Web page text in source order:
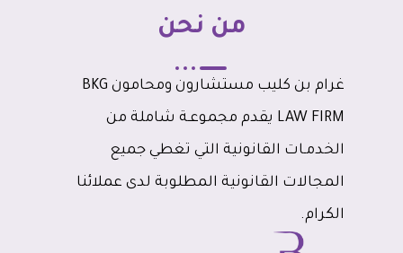
من نحن
غرام بن كليب مستشارون ومحامون BKG
LAW FIRM يقدم مجموعـة شاملة من
الخدمـات القانونية التي تغطي جميع
المجالات القانونية المطلوبة لدى عملائنا
الكرام.